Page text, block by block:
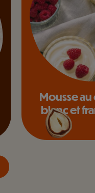
Mousse
blanc et